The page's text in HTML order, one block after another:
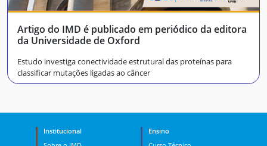
Artigo do IMD é publicado em periódico da editora
da Universidade de Oxford
Estudo investiga conectividade estrutural das proteínas para
classificar mutações ligadas ao câncer
Institucional
Ensino